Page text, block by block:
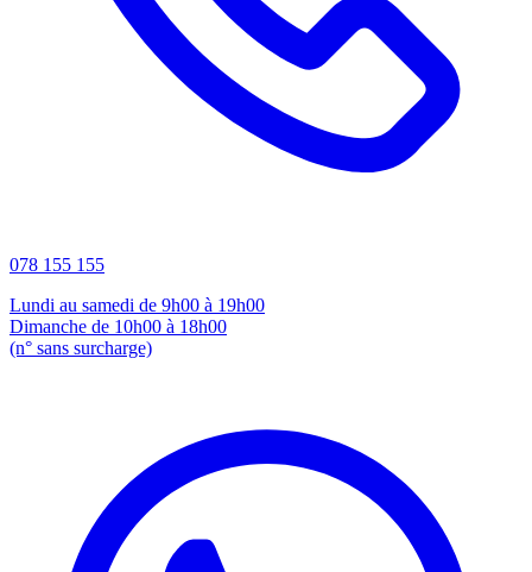
078 155 155
Lundi au samedi de 9h00 à 19h00
Dimanche de 10h00 à 18h00
(n° sans surcharge)